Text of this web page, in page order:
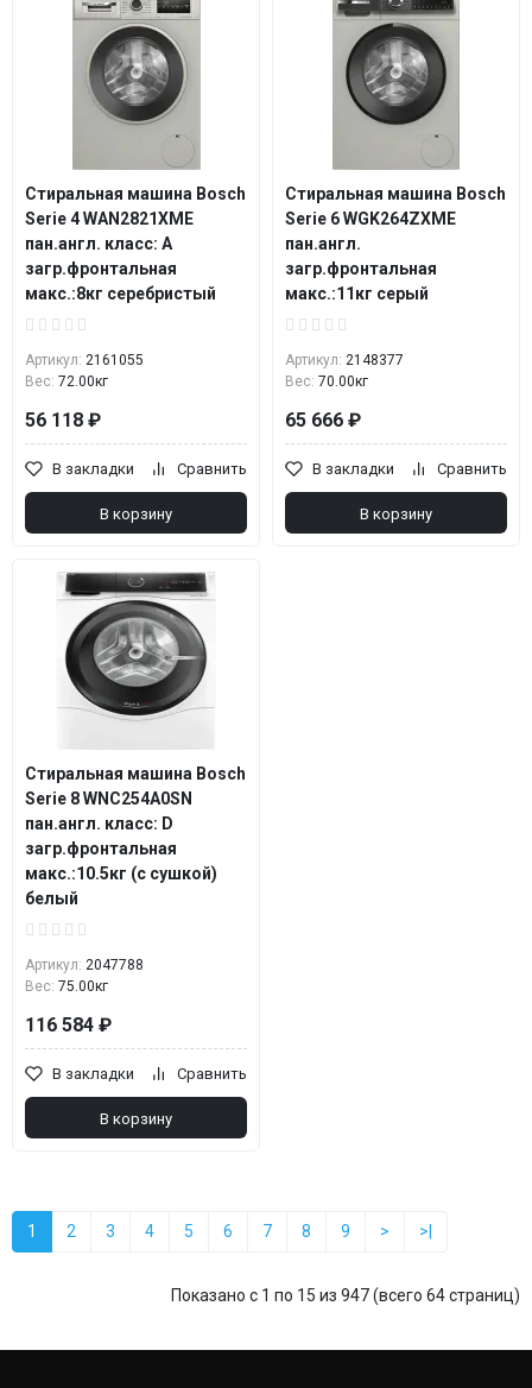
Стиральная машина Bosch
Serie 4 WAN2821XME
пан.англ. класс: A
загр.фронтальная
макс.:8кг серебристый
Артикул: 2161055
Вес: 72.00кг
56 118 ₽
В закладки Сравнить
В корзину
Стиральная машина Bosch
Serie 6 WGK264ZXME
пан.англ.
загр.фронтальная
макс.:11кг серый
Артикул: 2148377
Вес: 70.00кг
65 666 ₽
В закладки Сравнить
В корзину
Стиральная машина Bosch
Serie 8 WNC254A0SN
пан.англ. класс: D
загр.фронтальная
макс.:10.5кг (с сушкой)
белый
Артикул: 2047788
Вес: 75.00кг
116 584 ₽
В закладки Сравнить
В корзину
1 2 3 4 5 6 7 8 9 > >|
Показано с 1 по 15 из 947 (всего 64 страниц)